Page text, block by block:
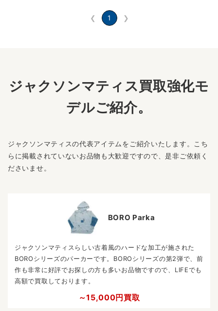
❮ 1 ❯
ジャクソンマティス買取強化モ
デルご紹介。
ジャクソンマティスの代表アイテムをご紹介いたします。こち
らに掲載されていないお品物も大歓迎ですので、是非ご依頼く
ださいませ。
BORO Parka
ジャクソンマティスらしい古着風のハードな加工が施された
BOROシリーズのパーカーです。BOROシリーズの第2弾で、前
作も非常に好評でお探しの方も多いお品物ですので、LIFEでも
高額で買取しております。
～15,000円買取